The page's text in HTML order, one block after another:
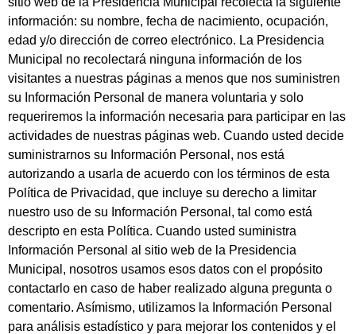
información: su nombre, fecha de nacimiento, ocupación,
edad y/o dirección de correo electrónico. La Presidencia
Municipal no recolectará ninguna información de los
visitantes a nuestras páginas a menos que nos suministren
su Información Personal de manera voluntaria y solo
requeriremos la información necesaria para participar en las
actividades de nuestras páginas web. Cuando usted decide
suministrarnos su Información Personal, nos está
autorizando a usarla de acuerdo con los términos de esta
Política de Privacidad, que incluye su derecho a limitar
nuestro uso de su Información Personal, tal como está
descripto en esta Política. Cuando usted suministra
Información Personal al sitio web de la Presidencia
Municipal, nosotros usamos esos datos con el propósito
contactarlo en caso de haber realizado alguna pregunta o
comentario. Asímismo, utilizamos la Información Personal
para análisis estadístico y para mejorar los contenidos y el